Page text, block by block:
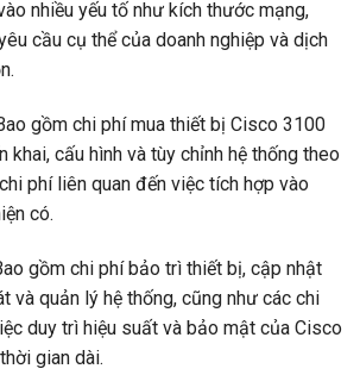
nhiều yếu tố như kích thước mạng,
cầu cụ thể của doanh nghiệp và dịch
gồm chi phí mua thiết bị Cisco 3100
khai, cấu hình và tùy chỉnh hệ thống theo
phí liên quan đến việc tích hợp vào
có.
gồm chi phí bảo trì thiết bị, cập nhật
và quản lý hệ thống, cũng như các chi
duy trì hiệu suất và bảo mật của Cisco
gian dài.